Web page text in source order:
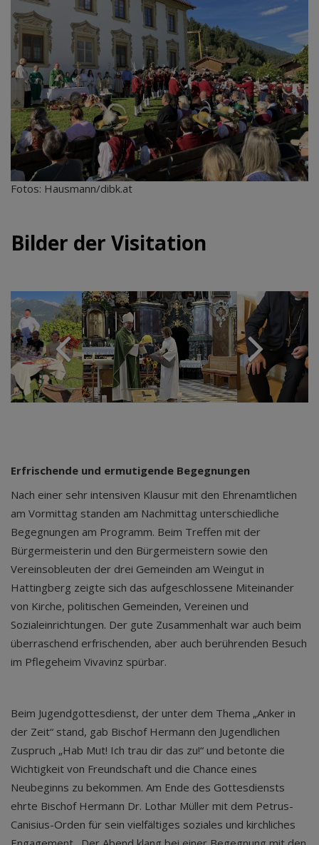
Fotos: Hausmann/dibk.at
Bilder der Visitation
Erfrischende und ermutigende Begegnungen
Nach einer sehr intensiven Klausur mit den Ehrenamtlichen
am Vormittag standen am Nachmittag unterschiedliche
Begegnungen am Programm. Beim Treffen mit der
Bürgermeisterin und den Bürgermeistern sowie den
Vereinsobleuten der drei Gemeinden am Weingut in
Hattingberg zeigte sich das aufgeschlossene Miteinander
von Kirche, politischen Gemeinden, Vereinen und
Sozialeinrichtungen. Der gute Zusammenhalt war auch beim
überraschend erfrischenden, aber auch berührenden Besuch
im Pflegeheim Vivavinz spürbar.
Beim Jugendgottesdienst, der unter dem Thema „Anker in
der Zeit“ stand, gab Bischof Hermann den Jugendlichen
Zuspruch „Hab Mut! Ich trau dir das zu!“ und betonte die
Wichtigkeit von Freundschaft und die Chance eines
Neubeginns zu bekommen. Am Ende des Gottesdiensts
ehrte Bischof Hermann Dr. Lothar Müller mit dem Petrus-
Canisius-Orden für sein vielfältiges soziales und kirchliches